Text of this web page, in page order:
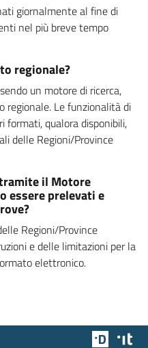
giornalmente al fine di
nel più breve tempo
regionale?
un motore di ricerca,
regionale. Le funzionalità di
formati, qualora disponibili,
delle Regioni/Province
il Motore
essere prelevati e
Regioni/Province
e delle limitazioni per la
elettronico.
Team